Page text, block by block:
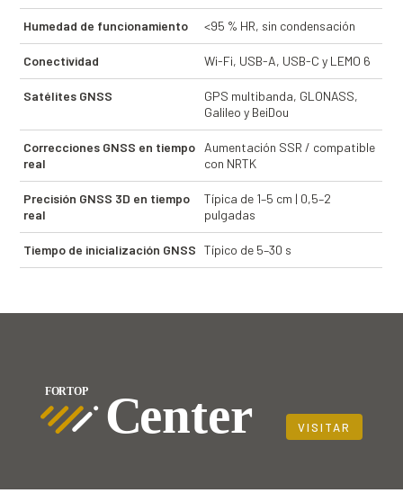
Humedad de funcionamiento <95 % HR, sin condensación
Conectividad Wi-Fi, USB-A, USB-C y LEMO 6
Satélites GNSS
GPS multibanda, GLONASS,
Galileo y BeiDou
Correcciones GNSS en tiempo
real
Aumentación SSR / compatible
con NRTK
Precisión GNSS 3D en tiempo
real
Típica de 1–5 cm | 0,5–2
pulgadas
Tiempo de inicialización GNSS Típico de 5–30 s
VISITAR